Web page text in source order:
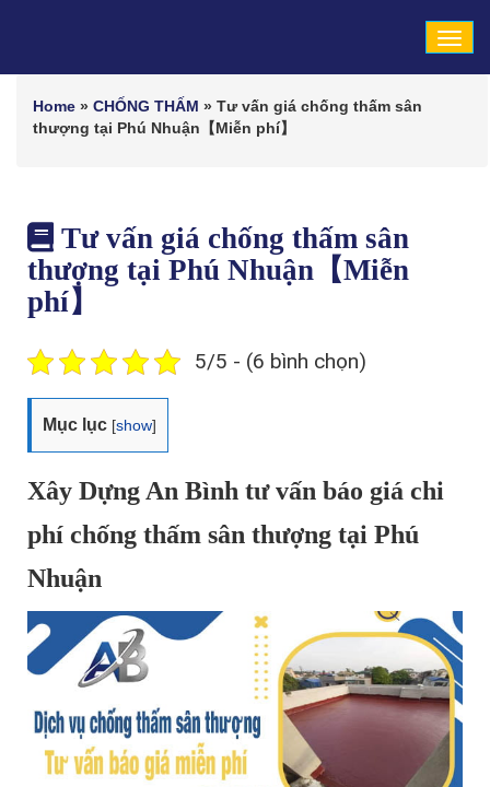
Home » CHỐNG THẤM » Tư vấn giá chống thấm sân
thượng tại Phú Nhuận【Miễn phí】
Tư vấn giá chống thấm sân
thượng tại Phú Nhuận【Miễn
phí】
5/5 - (6 bình chọn)
Mục lục [show]
Xây Dựng An Bình tư vấn báo giá chi
phí chống thấm sân thượng tại Phú
Nhuận